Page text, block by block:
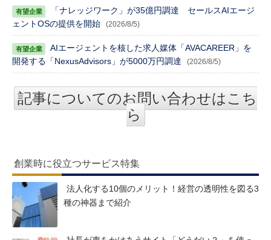
「ナレッジワーク」が35億円調達 セールスAIエージ
ェントOSの提供を開始
(2026/8/5)
AIエージェントを核した求人媒体「AVACAREER」を
開発する「NexusAdvisors」が5000万円調達
(2026/8/5)
記事についてのお問い合わせはこち
ら
創業時に役立つサービス特集
法人化する10個のメリット！経営の透明性を図る3
種の神器まで紹介